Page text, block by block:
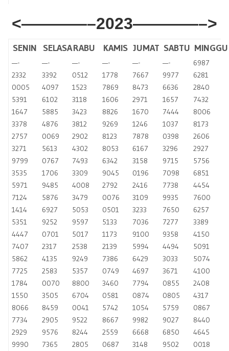
<————–2023————–>
SENIN SELASARABU KAMIS JUMAT SABTU MINGGU
—- —- —- —- —- —-
6987
2332
3392 0512 1778 7667 9977
6281
0005
4097 1523 7869 8473 6636
2840
5391
6102 3118 1606 2971 1657
7432
1647
5885 3423 8826 1670 7444
8006
3378
4876 3812 9269 1246 1037
8173
2757
0069 2902 8123 7878 0398
2606
3271
5613 4302 8053 6167 3296
2927
9799
0767 7493 6342 3158 9715
5756
3535
1706 3309 9045 0196 7098
6851
5971
9485 4008 2792 2416 7738
4454
7124
5876 3479 0076 3109 9935
7600
1414
6927 5053 0501 3233 7650
6257
5351
9252 9597 5133 7036 7277
3389
4447
0701 5017 1173 9100 9358
4150
7407
2317 2538 2139 5994 4494
5091
5862
4135 9249 7386 6429 3033
5074
7725
2583 5357 0749 4697 3671
4100
1784
0070 8800 3460 7794 0855
2408
1550
3505 6704 0581 0874 0805
4317
8066
8459 0041 5742 1054 5759
0867
7734
2905 9522 8667 9982 9027
8440
2929
9576 8244 2559 6668 6850
4645
9990
7365 2805 0687 3148 9502
0018